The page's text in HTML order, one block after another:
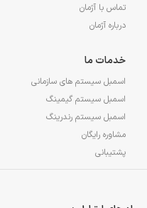
تماس با آژمان
درباره آژمان
خدمات ما
اسمبل سیستم های سازمانی
اسمبل سیستم گیمینگ
اسمبل سیستم رندرینگ
مشاوره رایگان
پشتیبانی